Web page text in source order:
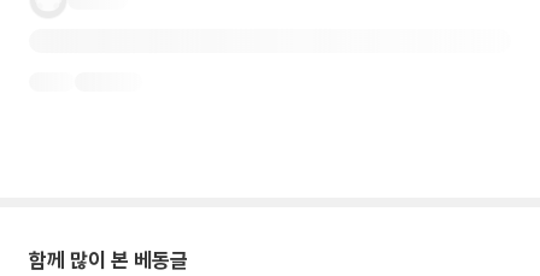
함께 많이 본 베동글